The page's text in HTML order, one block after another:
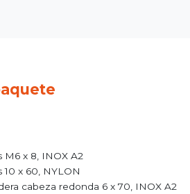
M6 x 8, INOX A2
10 x 60, NYLON
cabeza redonda 6 x 70, INOX A2